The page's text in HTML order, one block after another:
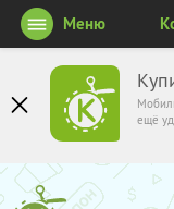
ещё
Меню